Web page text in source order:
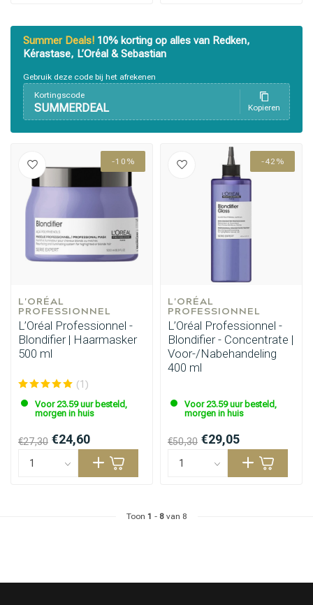
Omvorming CombiDeals
Summer Deals! 10% korting op alles van Redken,
Kérastase, L’Oréal & Sebastian
Gebruik deze code bij het afrekenen
Kortingscode
SUMMERDEAL Kopieren
-10%
L'ORÉAL
PROFESSIONNEL
L’Oréal Professionnel -
Blondifier | Haarmasker
500 ml
(1)
Voor 23.59 uur besteld,
morgen in huis
€27,30 €24,60
-42%
L'ORÉAL
PROFESSIONNEL
L’Oréal Professionnel -
Blondifier - Concentrate |
Voor-/Nabehandeling
400 ml
Voor 23.59 uur besteld,
morgen in huis
€50,30 €29,05
Toon 1 - 8van 8